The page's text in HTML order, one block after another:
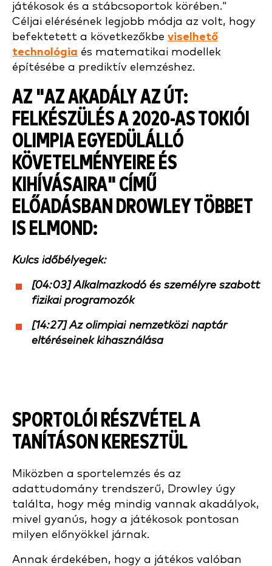
játékosok és a stábcsoportok körében."
Céljai elérésének legjobb módja az volt, hogy
befektetett a következőkbe viselhető
technológia és matematikai modellek
építésébe a prediktív elemzéshez.
AZ "AZ AKADÁLY AZ ÚT:
FELKÉSZÜLÉS A 2020-AS TOKIÓI
OLIMPIA EGYEDÜLÁLLÓ
KÖVETELMÉNYEIRE ÉS
KIHÍVÁSAIRA" CÍMŰ
ELŐADÁSBAN DROWLEY TÖBBET
IS ELMOND:
Kulcs időbélyegek:
[04:03] Alkalmazkodó és személyre szabott
fizikai programozók
[14:27] Az olimpiai nemzetközi naptár
eltéréseinek kihasználása
SPORTOLÓI RÉSZVÉTEL A
TANÍTÁSON KERESZTÜL
Miközben a sportelemzés és az
adattudomány trendszerű, Drowley úgy
találta, hogy még mindig vannak akadályok,
mivel gyanús, hogy a játékosok pontosan
milyen előnyökkel járnak.
Annak érdekében, hogy a játékos valóban